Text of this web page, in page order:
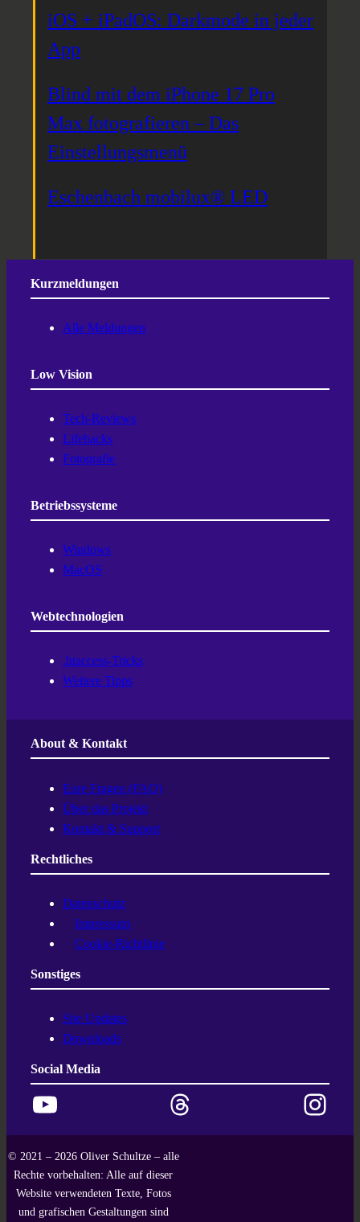
iOS + iPadOS: Darkmode in jeder
App
Blind mit dem iPhone 17 Pro
Max fotografieren – Das
Einstellungsmenü
Eschenbach mobilux® LED
Kurzmeldungen
Alle Meldungen
Low Vision
Tech-Reviews
Lifehacks
Fotografie
Betriebssysteme
Windows
MacOS
Webtechnologien
.htaccess-Tricks
Weitere Tipps
About & Kontakt
Eure Fragen (FAQ)
Über das Projekt
Kontakt & Support
Rechtliches
Datenschutz
Impressum
Cookie-Richtlinie
Sonstiges
Site Updates
Downloads
Social Media
YouTube Threads Instagram
© 2021 – 2026 Oliver Schultze – alle
Rechte vorbehalten: Alle auf dieser
Website verwendeten Texte, Fotos
und grafischen Gestaltungen sind